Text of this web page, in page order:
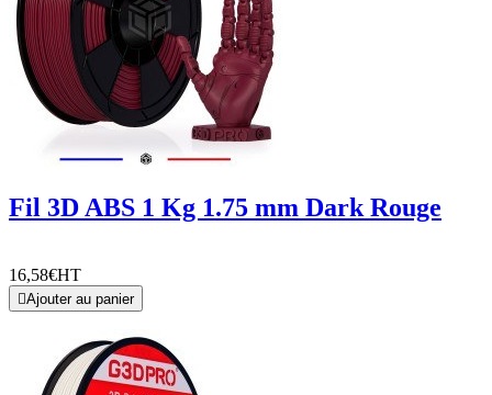
Fil 3D ABS 1 Kg 1.75 mm Dark Rouge
16,58€HT
Ajouter au panier